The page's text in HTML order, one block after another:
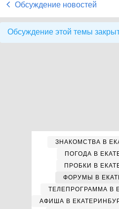
Обсуждение новостей
Обсуждение этой темы
ЗНАКОМСТВА В
ПОГОДА В
ПРОБКИ В
ФОРУМЫ В
ТЕЛЕПРОГРАММА В
АФИША В